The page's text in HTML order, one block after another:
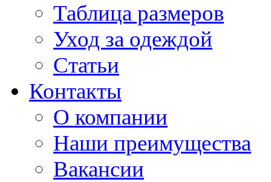
Таблица размеров
Уход за одеждой
Статьи
Контакты
О компании
Наши преимущества
Вакансии